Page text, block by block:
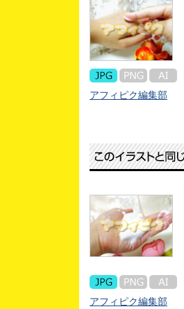
アフィピク編集部
アフィピク編集部